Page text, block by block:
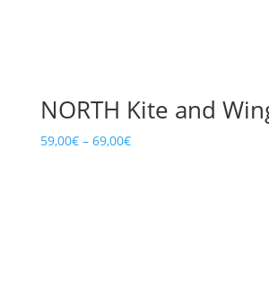
NORTH Kite and
59,00€– 69,00€